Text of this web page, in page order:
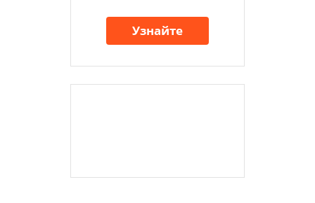
Узнайте